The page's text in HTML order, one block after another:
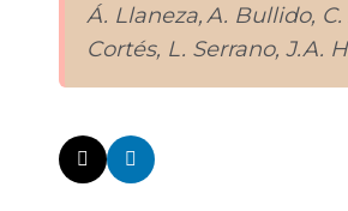
Á. Llaneza, A. Bullido, C.
Cortés, L. Serrano, J.A.